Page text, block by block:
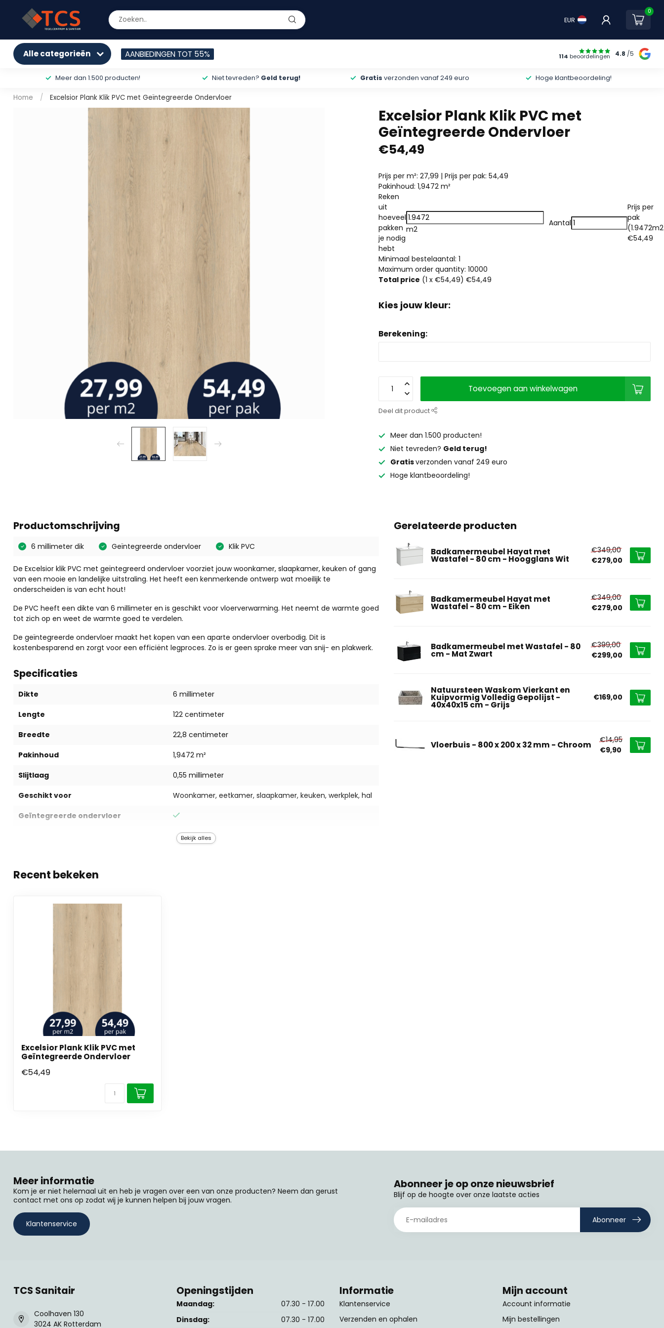
EUR
0
Alle categorieën AANBIEDINGEN TOT 55% 114 beoordelingen 4.8 /5
Meer dan 1.500 producten! Niet tevreden? Geld terug! Gratis verzonden vanaf 249 euro Hoge klantbeoordeling!
Home / Excelsior Plank Klik PVC met Geïntegreerde Ondervloer
Excelsior Plank Klik PVC met
Geïntegreerde Ondervloer
€54,49
Prijs per m²: 27,99 | Prijs per pak: 54,49
Pakinhoud: 1,9472 m²
Reken
uit
hoeveel
pakken
je nodig
hebt
m2
Aantal
Prijs per
pak
€54,49
Minimaal bestelaantal: 1
Maximum order quantity: 10000
Total price (1 x €54,49) €54,49
Kies jouw kleur:
Berekening:
Toevoegen aan winkelwagen
Deel dit product
Meer dan 1.500 producten!
Niet tevreden? Geld terug!
Gratisverzonden vanaf 249 euro
Hoge klantbeoordeling!
Productomschrijving
6 millimeter dik Geïntegreerde ondervloer Klik PVC
De Excelsior klik PVC met geïntegreerd ondervloer voorziet jouw woonkamer, slaapkamer, keuken of gang
van een mooie en landelijke uitstraling. Het heeft een kenmerkende ontwerp wat moeilijk te
onderscheiden is van echt hout!
De PVC heeft een dikte van 6 millimeter en is geschikt voor vloerverwarming. Het neemt de warmte goed
tot zich op en weet de warmte goed te verdelen.
De geïntegreerde ondervloer maakt het kopen van een aparte ondervloer overbodig. Dit is
kostenbesparend en zorgt voor een efficiënt legproces. Zo is er geen sprake meer van snij- en plakwerk.
Specificaties
Dikte 6 millimeter
Lengte 122 centimeter
Breedte 22,8 centimeter
Pakinhoud 1,9472 m²
Slijtlaag 0,55 millimeter
Geschikt voor Woonkamer, eetkamer, slaapkamer, keuken, werkplek, hal
Geïntegreerde ondervloer
Bekijk alles
Gerelateerde producten
Badkamermeubel Hayat met
Wastafel - 80 cm - Hoogglans Wit
€349,00
€279,00
Badkamermeubel Hayat met
Wastafel - 80 cm - Eiken
€349,00
€279,00
Badkamermeubel met Wastafel - 80
cm - Mat Zwart
€399,00
€299,00
Natuursteen Waskom Vierkant en
Kuipvormig Volledig Gepolijst -
40x40x15 cm - Grijs
€169,00
Vloerbuis - 800 x 200 x 32 mm - Chroom
€14,95
€9,90
Recent bekeken
Excelsior Plank Klik PVC met
Geïntegreerde Ondervloer
€54,49
Meer informatie
Kom je er niet helemaal uit en heb je vragen over een van onze producten? Neem dan gerust
contact met ons op zodat wij je kunnen helpen bij jouw vragen.
Klantenservice
Abonneer je op onze nieuwsbrief
Blijf op de hoogte over onze laatste acties
Abonneer
TCS Sanitair
Coolhaven 130
3024 AK Rotterdam
Openingstijden
Maandag:
07.30 - 17.00
Dinsdag:
07.30 - 17.00
Informatie
Klantenservice
Verzenden en ophalen
Mijn account
Account informatie
Mijn bestellingen